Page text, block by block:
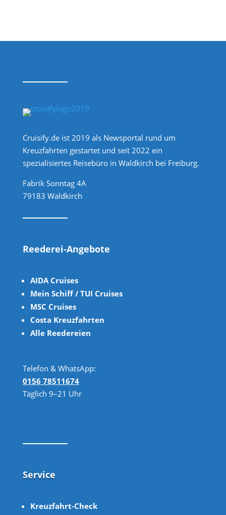
Cruisify.de ist 2019 als Newsportal rund um
Kreuzfahrten gestartet und seit 2022 ein
spezialisiertes Reisebüro in Waldkirch bei Freiburg.
Fabrik Sonntag 4A
79183 Waldkirch
Reederei-Angebote
AIDA Cruises
Mein Schiff / TUI Cruises
MSC Cruises
Costa Kreuzfahrten
Alle Reedereien
Telefon & WhatsApp:
0156 78511674
Täglich 9–21 Uhr
Service
Kreuzfahrt-Check